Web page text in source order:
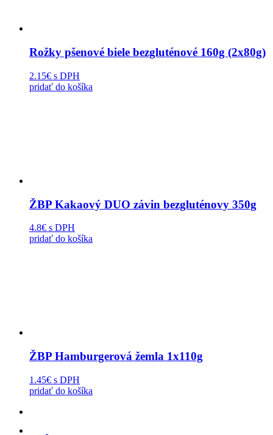
Rožky pšenové biele bezgluténové 160g (2x80g)
2.15€ s DPH
pridať do košíka
ŽBP Kakaový DUO závin bezgluténovy 350g
4.8€ s DPH
pridať do košíka
ŽBP Hamburgerová žemla 1x110g
1.45€ s DPH
pridať do košíka